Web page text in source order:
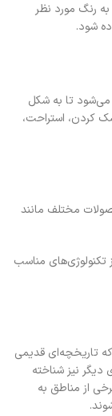
رنگ مورد نظر
شود.
می‌شود تا به شکل
کردن، استراحت،
مختلف مانند
تکنولوژی‌های مناسب
تاریخچه‌ای قدیمی
دیگر نیز شناخته
از مناطق به